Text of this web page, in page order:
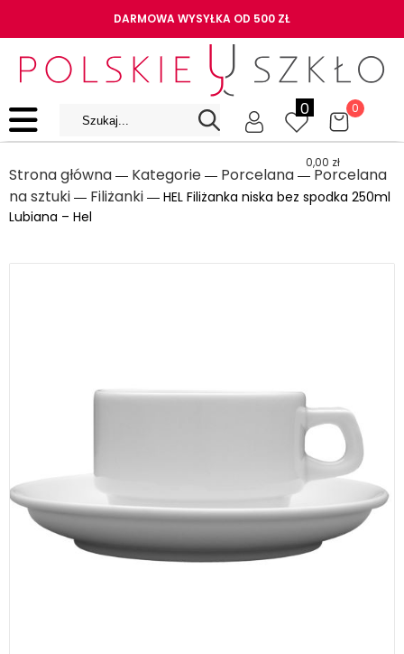
DARMOWA WYSYŁKA OD 500 ZŁ
0 0
0,00 zł
Strona główna ― Kategorie ― Porcelana ― Porcelana
na sztuki ― Filiżanki ― HEL Filiżanka niska bez spodka 250ml
Lubiana – Hel